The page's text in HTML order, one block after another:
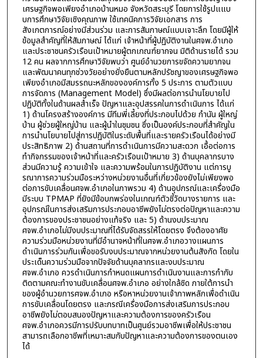
เศรษฐกิจพอเพียงอำเภอบ้านหมอ จังหวัดสระบุรี โดยการใช้รูปแแบ
บการศึกษาวิจัยเชิงคุณภาพ ใช้เทคนิคการวิจัยเอกสาร การ
สังเกตการณ์อย่างมีส่วนร่วม และการสัมภาษณ์แบบเจาะลึก โดยมีผู้ให้
ข้อมูลสำคัญที่ให้สัมภาษณ์ ได้แก่ เจ้าหน้าที่ผู้ปฏิบัติงานในศจพ.อำเภอ
และประชาชนครัวเรือนเป้าหมายผู้ตกเกณฑ์ยากจน มิติด้านรายได้ รวม
12 คน ผลจากการศึกษาวิจัยพบว่า ศูนย์อำนวยการขจัดความยากจน
และพัฒนาคนทุกช่วงวัยอย่างยั่งยืนตามหลักปรัชญาของเศรษฐกิจพอ
เพียงอำเภอมีสมรรถนะหลักขององค์การทั้ง 5 ประการ ตามตัวแบบ
การจัดการ (Management Model) ซึ่งมีผลต่อการนำนโยบายไป
ปฏิบัติทั้งในด้านผลสำเร็จ ปัญหาและอุปสรรคในการดำเนินการ ได้แก่
1) ด้านโครงสร้างองค์การ มีทีมพี่เลี้ยงที่ประกอบไปด้วย กำนัน ผู้ใหญ่
บ้าน ผู้ช่วยผู้ใหญ่บ้าน และผู้นำในชุมชน ซึ่งเป็นองค์ประกอบที่สำคัญใน
การนำนโยบายไปสู่การปฏิบัติในระดับพื้นที่และรายครัวเรือนได้อย่างมี
ประสิทธิภาพ 2) ด้านสถานที่การดำเนินการมีความสะดวก เอื้อต่อการ
ทำกิจกรรมของเจ้าหน้าที่และครัวเรือนเป้าหมาย 3) ด้านบุคลากรบาง
ส่วนมีความรู้ ความเข้าใจ และความพร้อมในการปฏิบัติงาน แต่การบู
รณาการความร่วมมือระหว่างหน่วยงานอื่นที่เกี่ยวข้องยังไม่เพียงพอ
ต่อการขับเคลื่อนศจพ.อำเภอในภาพรวม 4) ด้านอุปกรณ์และเครื่องมือ
มีระบบ TPMAP ที่ยังมีข้อบกพร่องในเกณฑ์ตัวชี้วัดบางรายการ และ
อุปกรณ์ในการส่งเสริมการประกอบอาชีพยังไม่ตรงต่อปัญหาและความ
ต้องการของประชาชนอย่างแท้จริง และ 5) ด้านงบประมาณ
ศจพ.อำเภอไม่มีงบประมาณที่ได้รับจัดสรรให้โดยตรง จึงต้องอาศัย
ความร่วมมือหน่วยงานที่มีอำนาจหน้าที่ในศจพ.อำเภอวางแผนการ
ดำเนินการร่วมกันเพื่อขอรับงบประมาณจากหน่วยงานต้นสังกัด โดยใน
ประเด็นความร่วมมือจากปัจจัยด้านบุคลากรและงบประมาณ
ศจพ.อำเภอ ควรดำเนินการกำหนดแผนการดำเนินงานและการกำกับ
ติดตามคณะทำงานขับเคลื่อนศจพ.อำเภอ อย่างใกล้ชิด ภายใต้การนำ
ของผู้อำนวยการศจพ.อำเภอ หรือหาหน่วยงานเจ้าภาพหลักเพื่อดำเนิน
การขับเคลื่อนโดยตรง และกรณีเครื่องมือการส่งเสริมการประกอบ
อาชีพยังไม่ตอบสนองปัญหาและความต้องการของครัวเรือน
ศจพ.อำเภอควรมีการปรับบทบาทเป็นศูนย์รวมอาชีพเพื่อให้ประชาชน
สามารถเลือกอาชีพที่เหมาะสมกับปัญหาและความต้องการของตนเอง
ได้